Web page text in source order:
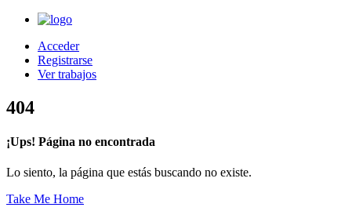
Acceder
Registrarse
Ver trabajos
404
¡Ups! Página no encontrada
Lo siento, la página que estás buscando no existe.
Take Me Home